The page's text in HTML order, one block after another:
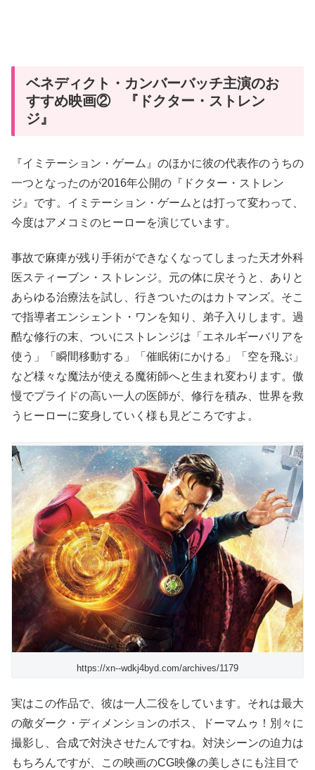
ベネディクト・カンバーバッチ主演のお
すすめ映画② 『ドクター・ストレン
ジ』
『イミテーション・ゲーム』のほかに彼の代表作のうちの
一つとなったのが2016年公開の『ドクター・ストレン
ジ』です。イミテーション・ゲームとは打って変わって、
今度はアメコミのヒーローを演じています。
事故で麻痺が残り手術ができなくなってしまった天才外科
医スティーブン・ストレンジ。元の体に戻そうと、ありと
あらゆる治療法を試し、行きついたのはカトマンズ。そこ
で指導者エンシェント・ワンを知り、弟子入りします。過
酷な修行の末、ついにストレンジは「エネルギーバリアを
使う」「瞬間移動する」「催眠術にかける」「空を飛ぶ」
など様々な魔法が使える魔術師へと生まれ変わります。傲
慢でプライドの高い一人の医師が、修行を積み、世界を救
うヒーローに変身していく様も見どころですよ。
https://xn--wdkj4byd.com/archives/1179
実はこの作品で、彼は一人二役をしています。それは最大
の敵ダーク・ディメンションのボス、ドーマムゥ！別々に
撮影し、合成で対決させたんですね。対決シーンの迫力は
もちろんですが、この映画のCG映像の美しさにも注目で